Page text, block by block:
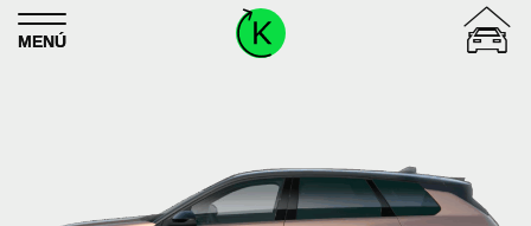
Skip to content
MENÚ